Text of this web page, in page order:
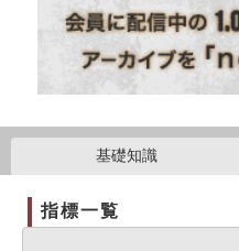
基礎知識
指標一覧